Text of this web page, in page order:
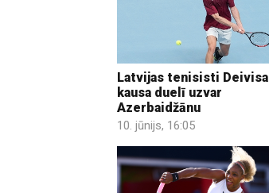
Latvijas tenisisti Deivisa
kausa duelī uzvar
Azerbaidžānu
10. jūnijs, 16:05